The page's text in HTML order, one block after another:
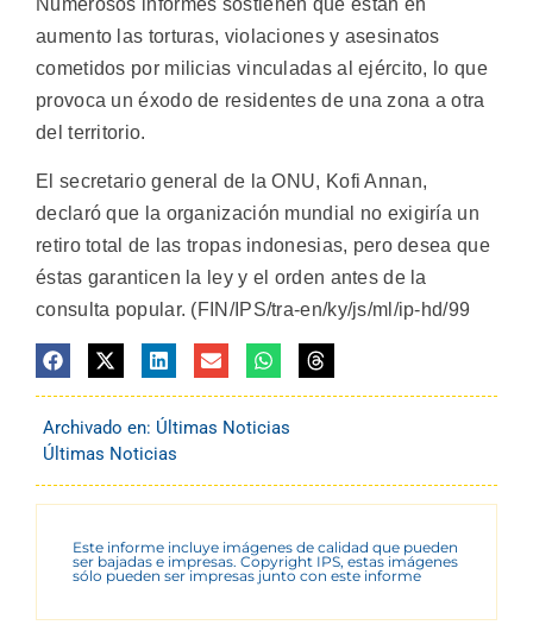
aumento las torturas, violaciones y asesinatos
cometidos por milicias vinculadas al ejército, lo que
provoca un éxodo de residentes de una zona a otra
del territorio.
El secretario general de la ONU, Kofi Annan,
declaró que la organización mundial no exigiría un
retiro total de las tropas indonesias, pero desea que
éstas garanticen la ley y el orden antes de la
consulta popular. (FIN/IPS/tra-en/ky/js/ml/ip-hd/99
Archivado en: Últimas Noticias
Últimas Noticias
Este informe incluye imágenes de calidad que pueden
ser bajadas e impresas. Copyright IPS, estas imágenes
sólo pueden ser impresas junto con este informe